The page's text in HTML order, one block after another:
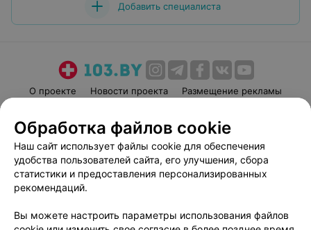
Добавить специалиста
О проекте Новости проекта
Размещение рекламы
Пользовательское соглашение
Способы оплаты
Вакансии
Партнеры
Написать руководителю 103.by
Обработка персональных данных
Обработка файлов cookie
Наш сайт использует файлы cookie для обеспечения
удобства пользователей сайта, его улучшения, сбора
статистики и предоставления персонализированных
рекомендаций.
Вы можете настроить параметры использования файлов